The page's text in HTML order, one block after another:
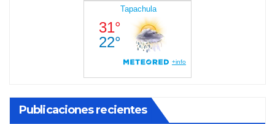
Publicaciones recientes